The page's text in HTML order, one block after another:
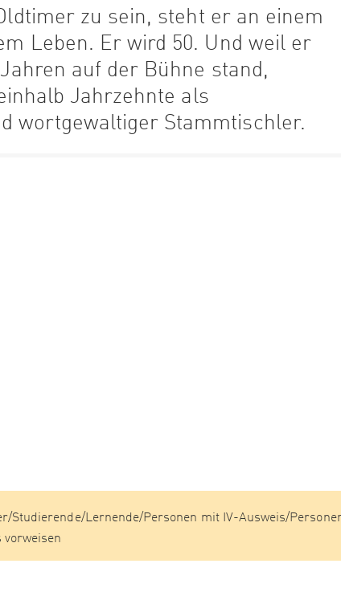
zu sein, steht er an einem
Leben. Er wird 50. Und weil er
auf der Bühne stand,
Jahrzehnte als
wortgewaltiger Stammtischler.
Studierende/Lernende/Personen mit IV-Ausweis/
vorweisen